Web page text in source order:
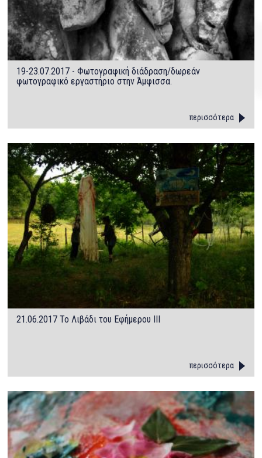
19-23.07.2017 - Φωτογραφική διάδραση/δωρεάν
φωτογραφικό εργαστήριο στην Άμφισσα.
περισσότερα
21.06.2017 Το Λιβάδι του Εφήμερου ΙΙΙ
περισσότερα